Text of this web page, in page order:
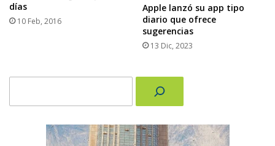
días
10 Feb, 2016
Apple lanzó su app tipo
diario que ofrece
sugerencias
13 Dic, 2023